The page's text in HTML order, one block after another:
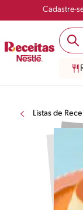
Cadastre-
Listas de